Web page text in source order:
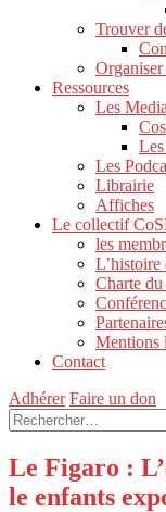
Trouver
Ressources
Les Media
Les
Librairie
Affiches
Le collectif
les
Charte
Mentions
Contact
Adhérer Faire un don
Rechercher :
Le Figaro :
le enfants